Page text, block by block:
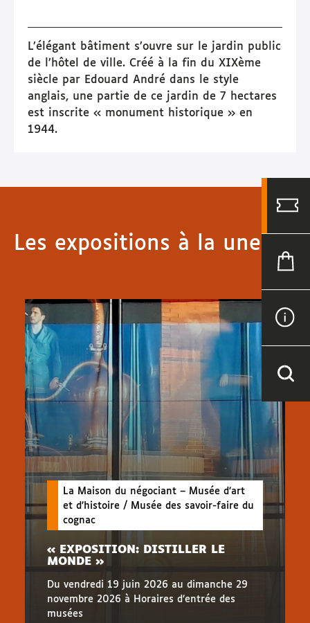
L’élégant bâtiment s’ouvre sur le jardin public
de l’hôtel de ville. Créé à la fin du XIXème
siècle par Edouard André dans le style
anglais, une partie de ce jardin de 7 hectares
est inscrite « monument historique » en
1944.
Les expositions à la une
La Maison du négociant – Musée d’art
et d’histoire / Musée des savoir-faire du
cognac
« EXPOSITION: DISTILLER LE
MONDE »
Du vendredi 19 juin 2026 au dimanche 29
novembre 2026 à Horaires d’entrée des
musées